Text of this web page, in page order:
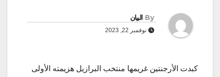
By البيان
نوفمبر 22, 2023
كبدت الأرجنتين غريمها منتخب البرازيل هزيمته الأولى